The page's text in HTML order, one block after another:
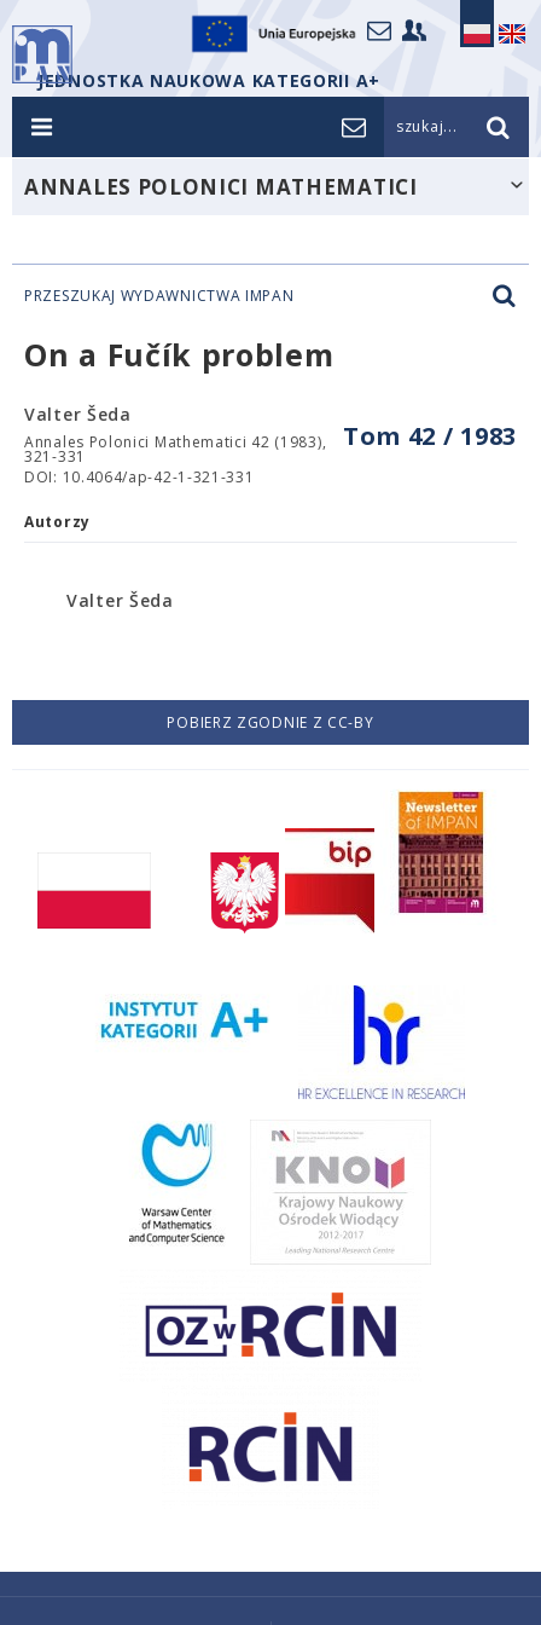
JEDNOSTKA NAUKOWA KATEGORII A+
szukaj...
ANNALES POLONICI MATHEMATICI
PRZESZUKAJ WYDAWNICTWA IMPAN
On a Fučík problem
Tom 42 / 1983
Valter Šeda
Annales Polonici Mathematici 42 (1983),
321-331
DOI: 10.4064/ap-42-1-321-331
Autorzy
Valter Šeda
POBIERZ ZGODNIE Z CC-BY